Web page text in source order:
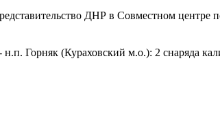
ДНР в Совместном
Горняк (Кураховский м.о.): 2 снаряда